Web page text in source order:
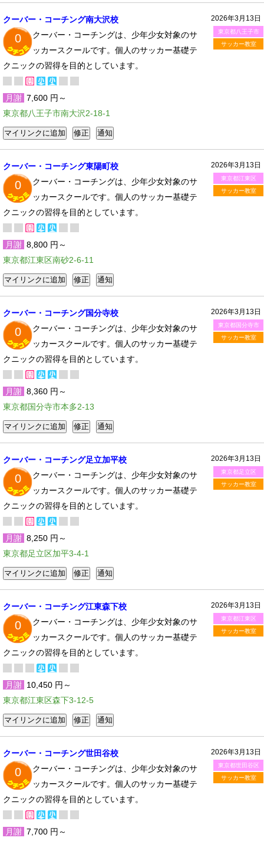
2026年3月13日
東京都八王子市
サッカー教室
クーバー・コーチング南大沢校
0
クーバー・コーチングは、少年少女対象のサ
ッカースクールです。個人のサッカー基礎テ
クニックの習得を目的としています。
月謝 7,600 円～
東京都八王子市南大沢2-18-1
2026年3月13日
東京都江東区
サッカー教室
クーバー・コーチング東陽町校
0
クーバー・コーチングは、少年少女対象のサ
ッカースクールです。個人のサッカー基礎テ
クニックの習得を目的としています。
月謝 8,800 円～
東京都江東区南砂2-6-11
2026年3月13日
東京都国分寺市
サッカー教室
クーバー・コーチング国分寺校
0
クーバー・コーチングは、少年少女対象のサ
ッカースクールです。個人のサッカー基礎テ
クニックの習得を目的としています。
月謝 8,360 円～
東京都国分寺市本多2-13
2026年3月13日
東京都足立区
サッカー教室
クーバー・コーチング足立加平校
0
クーバー・コーチングは、少年少女対象のサ
ッカースクールです。個人のサッカー基礎テ
クニックの習得を目的としています。
月謝 8,250 円～
東京都足立区加平3-4-1
2026年3月13日
東京都江東区
サッカー教室
クーバー・コーチング江東森下校
0
クーバー・コーチングは、少年少女対象のサ
ッカースクールです。個人のサッカー基礎テ
クニックの習得を目的としています。
月謝 10,450 円～
東京都江東区森下3-12-5
2026年3月13日
東京都世田谷区
サッカー教室
クーバー・コーチング世田谷校
0
クーバー・コーチングは、少年少女対象のサ
ッカースクールです。個人のサッカー基礎テ
クニックの習得を目的としています。
月謝 7,700 円～